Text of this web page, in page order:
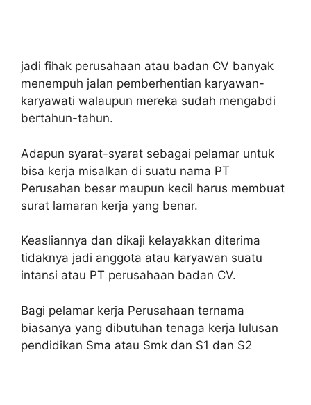
jadi fihak perusahaan atau badan CV banyak
menempuh jalan pemberhentian karyawan-
karyawati walaupun mereka sudah mengabdi
bertahun-tahun.
Adapun syarat-syarat sebagai pelamar untuk
bisa kerja misalkan di suatu nama PT
Perusahan besar maupun kecil harus membuat
surat lamaran kerja yang benar.
Keasliannya dan dikaji kelayakkan diterima
tidaknya jadi anggota atau karyawan suatu
intansi atau PT perusahaan badan CV.
Bagi pelamar kerja Perusahaan ternama
biasanya yang dibutuhan tenaga kerja lulusan
pendidikan Sma atau Smk dan S1 dan S2